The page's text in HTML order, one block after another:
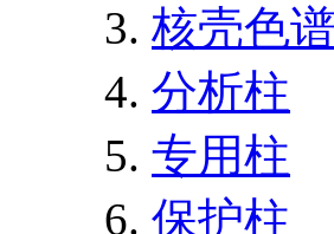
核壳色
分析柱
专用柱
保护柱